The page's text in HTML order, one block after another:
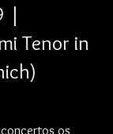
|
Tenor in
concertos os